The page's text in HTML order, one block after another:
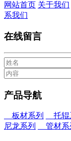
网站首页 关于我们
系我们
在线留言
产品导航
板材系列 托辊
尼龙系列
管材系